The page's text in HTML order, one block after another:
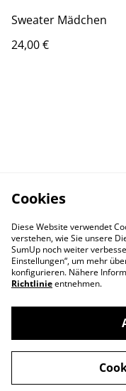
Sweater Mädchen
24,00 €
Cookies
Diese Website verwendet
verstehen, wie Sie unsere
SumUp noch weiter
Einstellungen“, um mehr
konfigurieren. Nähere
Richtlinieentnehmen.